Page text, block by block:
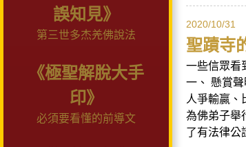
誤知見》
第三世多杰羌佛說法
《極聖解脫大手
印》
必須要看懂的前導文
2020/10/31
聖蹟寺
一些信眾看
一、 懸賞
人爭輸贏、
為佛弟子舉
了有法律公